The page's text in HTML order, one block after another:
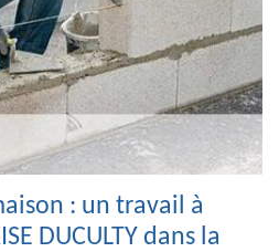
: un travail à
DUCULTY dans la